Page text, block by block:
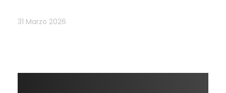
31 Marzo 2026